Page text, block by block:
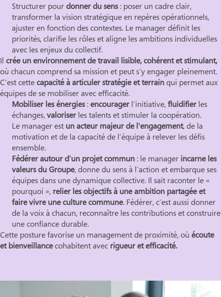
Structurer pourdonner du sens: poser un cadre clair,
transformer la vision stratégique en repères opérationnels,
ajuster en fonction des contextes. Le manager définit les
priorités, clarifie les rôles et aligne les ambitions individuelles
avec les enjeux du collectif.
Il crée un environnement de travail lisible, cohérent et stimulant,
où chacun comprend sa mission et peut s’y engager pleinement.
C’est cettecapacité à articuler stratégie et terrainqui permet aux
équipes de se mobiliser avec efficacité.
Mobiliser les énergies:encourager l’initiative,fluidifier les
échanges,valoriser les talents et stimuler la coopération.
Le manager est un acteur majeur de l'engagement, de la
motivation et de la capacité de l’équipe à relever les défis
ensemble.
Fédérer autour d’un projet commun : le manager incarne les
valeurs du Groupe, donne du sens à l’action et embarque ses
équipes dans une dynamique collective. Il sait raconter le «
pourquoi », relier les objectifs à une ambition partagée et
faire vivre une culture commune. Fédérer, c’est aussi donner
de la voix à chacun, reconnaître les contributions et construire
une confiance durable.
Cette posture favorise un management de proximité, où écoute
et bienveillancecohabitent avec rigueur et efficacité.